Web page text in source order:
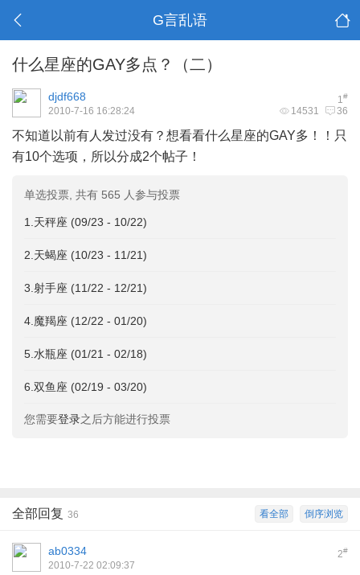
G言乱语
什么星座的GAY多点？（二）
1#
djdf668
14531 36
2010-7-16 16:28:24
不知道以前有人发过没有？想看看什么星座的GAY多！！只
有10个选项，所以分成2个帖子！
单选投票, 共有 565 人参与投票
1.天秤座 (09/23 - 10/22)
2.天蝎座 (10/23 - 11/21)
3.射手座 (11/22 - 12/21)
4.魔羯座 (12/22 - 01/20)
5.水瓶座 (01/21 - 02/18)
6.双鱼座 (02/19 - 03/20)
您需要登录之后方能进行投票
倒序浏览
看全部
全部回复 36
2#
ab0334
2010-7-22 02:09:37